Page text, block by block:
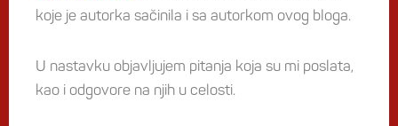
koje je autorka sačinila i sa autorkom ovog bloga.
U nastavku objavljujem pitanja koja su mi poslata,
kao i odgovore na njih u celosti.